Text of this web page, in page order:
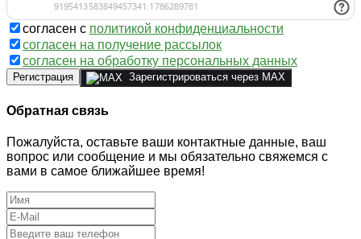
согласен с политикой конфиденциальности
согласен на получение рассылок
согласен на обработку персональных данных
Регистрация Зарегистрироваться через MAX
Обратная связь
Пожалуйста, оставьте ваши контактные данные, ваш
вопрос или сообщение и мы обязательно свяжемся с
вами в самое ближайшее время!